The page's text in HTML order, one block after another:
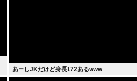
あーしJKだけど身長172あるwww